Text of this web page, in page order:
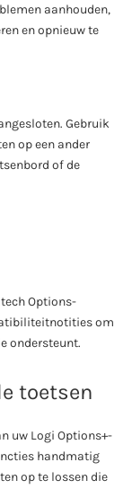
aanhouden,
en opnieuw te
Gebruik
op een ander
of de
Options-
om
ondersteunt.
toetsen
uw Logi Options+-
handmatig
op te lossen die